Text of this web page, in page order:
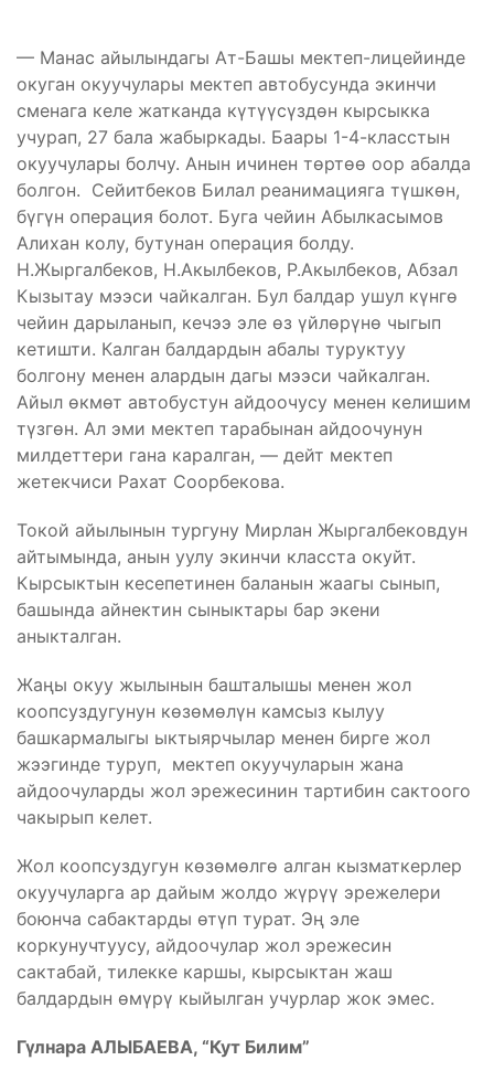
— Манас айылындагы Ат-Башы мектеп-лицейинде
окуган окуучулары мектеп автобусунда экинчи
сменага келе жатканда күтүүсүздөн кырсыкка
учурап, 27 бала жабыркады. Баары 1-4-класстын
окуучулары болчу. Анын ичинен төртөө оор абалда
болгон. Сейитбеков Билал реанимацияга түшкөн,
бүгүн операция болот. Буга чейин Абылкасымов
Алихан колу, бутунан операция болду.
Н.Жыргалбеков, Н.Акылбеков, Р.Акылбеков, Абзал
Кызытау мээси чайкалган. Бул балдар ушул күнгө
чейин дарыланып, кечээ эле өз үйлөрүнө чыгып
кетишти. Калган балдардын абалы туруктуу
болгону менен алардын дагы мээси чайкалган.
Айыл өкмөт автобустун айдоочусу менен келишим
түзгөн. Ал эми мектеп тарабынан айдоочунун
милдеттери гана каралган, — дейт мектеп
жетекчиси Рахат Соорбекова.
Токой айылынын тургуну Мирлан Жыргалбековдун
айтымында, анын уулу экинчи класста окуйт.
Кырсыктын кесепетинен баланын жаагы сынып,
башында айнектин сыныктары бар экени
аныкталган.
Жаңы окуу жылынын башталышы менен жол
коопсуздугунун көзөмөлүн камсыз кылуу
башкармалыгы ыктыярчылар менен бирге жол
жээгинде туруп, мектеп окуучуларын жана
айдоочуларды жол эрежесинин тартибин сактоого
чакырып келет.
Жол коопсуздугун көзөмөлгө алган кызматкерлер
окуучуларга ар дайым жолдо жүрүү эрежелери
боюнча сабактарды өтүп турат. Эң эле
коркунучтуусу, айдоочулар жол эрежесин
сактабай, тилекке каршы, кырсыктан жаш
балдардын өмүрү кыйылган учурлар жок эмес.
Гүлнара АЛЫБАЕВА, “Кут Билим”